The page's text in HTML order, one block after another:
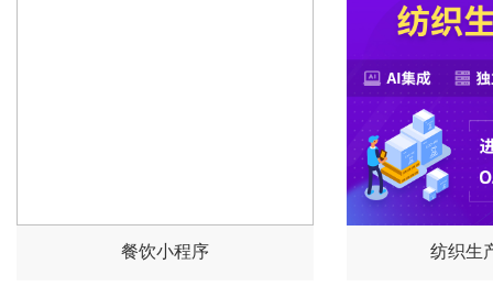
餐饮小程序 纺织生